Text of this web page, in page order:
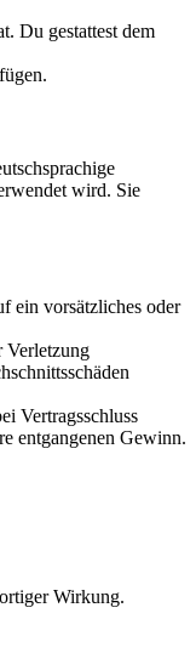
Du gestattest dem
wird. Sie
ein vorsätzliches oder
Verletzung
Vertragsschluss
entgangenen Gewinn.
Wirkung.